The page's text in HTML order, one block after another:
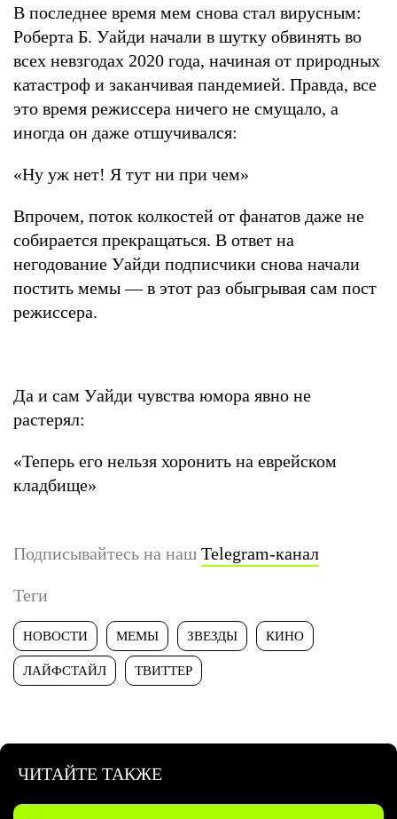
В последнее время мем снова стал вирусным:
Роберта Б. Уайди начали в шутку обвинять во
всех невзгодах 2020 года, начиная от природных
катастроф и заканчивая пандемией. Правда, все
это время режиссера ничего не смущало, а
иногда он даже отшучивался:
«Ну уж нет! Я тут ни при чем»
Впрочем, поток колкостей от фанатов даже не
собирается прекращаться. В ответ на
негодование Уайди подписчики снова начали
постить мемы — в этот раз обыгрывая сам пост
режиссера.
Да и сам Уайди чувства юмора явно не
растерял:
«Теперь его нельзя хоронить на еврейском
кладбище»
Подписывайтесь на наш Telegram-канал
Теги
НОВОСТИ МЕМЫ ЗВЕЗДЫ КИНО
ЛАЙФСТАЙЛ ТВИТТЕР
ЧИТАЙТЕ ТАКЖЕ